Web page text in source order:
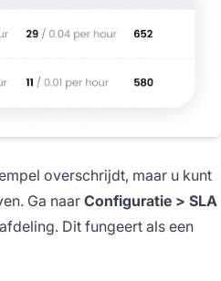
overschrijdt, maar u kunt
Ga naar Configuratie > SLA
Dit fungeert als een